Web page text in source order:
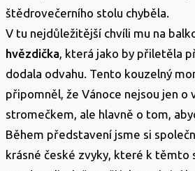
štědrovečerního stolu chyběla.
V tu nejdůležitější chvíli mu na
hvězdička, která jako by přiletěla
dodala odvahu. Tento kouzelný
připomněl, že Vánoce nejsou jen o
stromečkem, ale hlavně o tom,
Během představení jsme si
krásné české zvyky, které k těmto